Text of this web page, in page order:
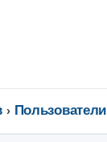
Пользователи